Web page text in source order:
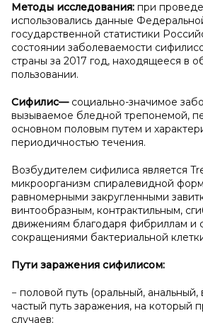
Методы исследования: при
использовались данные
государственной статистики
состоянии заболеваемости
страны за 2017 год, находящееся в
пользовании.
Сифилис—социально-значимое
вызываемое бледной трепонемой,
основном половым путем и
периодичностью течения.
Возбудителем сифилиса является
микроорганизм спиралевидной
равномерными закругленными
винтообразным, контрактильным,
движениям благодаря фибриллам и
сокращениями бактериальной
Пути заражения сифилисом:
− половой путь (оральный, анальный,
частый путь заражения, на который
случаев;